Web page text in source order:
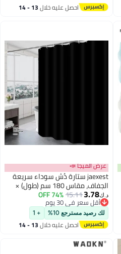
احصل عليه خلال 13 - 14
عرض الميجا 📣
jaexest ستارة دُش سوداء سريعة
الجفاف، مقاس 180 سم (طول) ×
150 سم (عرض)، ستارة قماشية
مزودة بعيون وحُبال، 100% مقاومة
للماء وسهلة الغسل والتنظيف.
د.ك‏3.78
15.11
74% OFF
أقل سعر في 30 يوم
أقل سعر في 30 يوم
لك رصيد مسترجع 10% + 1
احصل عليه خلال 13 - 14